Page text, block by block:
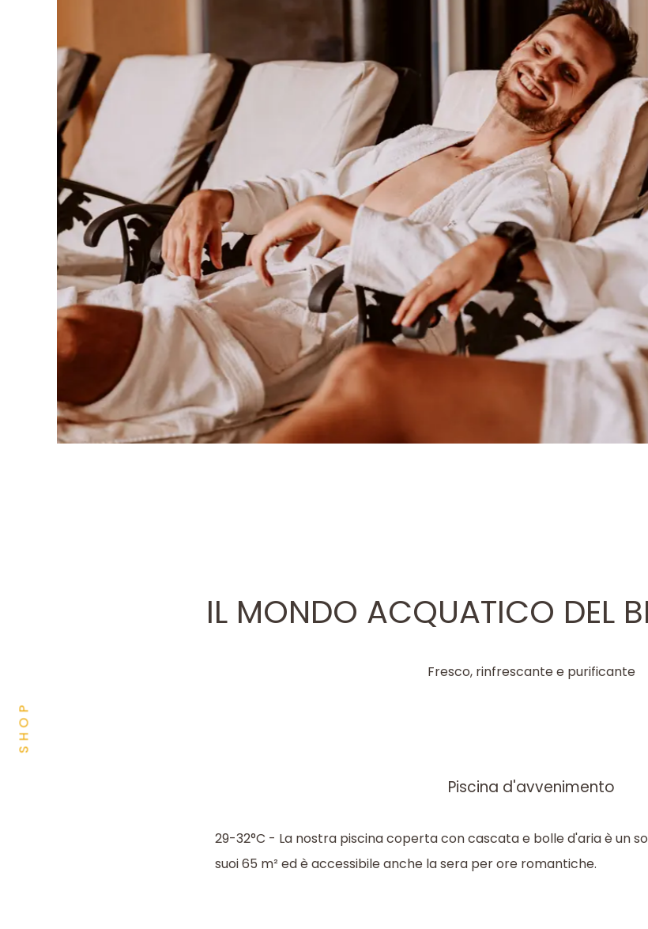
IL MONDO ACQUATICO DEL
Fresco, rinfrescante e purificante
Piscina d'avvenimento
29-32°C - La nostra piscina coperta con cascata e bolle d'aria è un
suoi 65 m² ed è accessibile anche la sera per ore romantiche.
SHOP